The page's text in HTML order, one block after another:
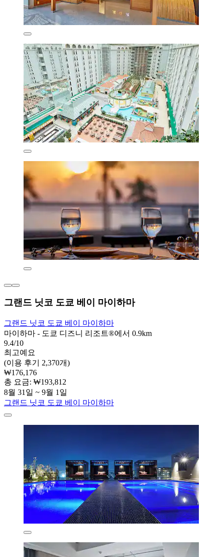
그랜드 닛코 도쿄 베이 마이하마
그랜드 닛코 도쿄 베이 마이하마
마이하마 - 도쿄 디즈니 리조트®에서 0.9km
9.4/10
최고예요
(이용 후기 2,370개)
₩176,176
총 요금: ₩193,812
8월 31일 ~ 9월 1일
그랜드 닛코 도쿄 베이 마이하마